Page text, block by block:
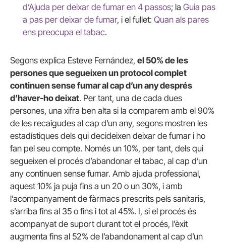
d’Ajuda per deixar de fumar en 4 passos; la Guia pas
a pas per deixar de fumar, i el fullet: Quan als pares
ens preocupa el tabac.
Segons explica Esteve Fernández, el 50% de les
persones que segueixen un protocol complet
continuen sense fumar al cap d’un any després
d’haver-ho deixat. Per tant, una de cada dues
persones, una xifra ben alta si la comparem amb el 90%
de les recaigudes al cap d’un any, segons mostren les
estadístiques dels qui decideixen deixar de fumar i ho
fan pel seu compte. Només un 10%, per tant, dels qui
segueixen el procés d’abandonar el tabac, al cap d’un
any continuen sense fumar. Amb ajuda professional,
aquest 10% ja puja fins a un 20 o un 30%, i amb
l’acompanyament de fàrmacs prescrits pels sanitaris,
s’arriba fins al 35 o fins i tot al 45%. I, si el procés és
acompanyat de suport durant tot el procés, l’èxit
augmenta fins al 52% de l’abandonament al cap d’un